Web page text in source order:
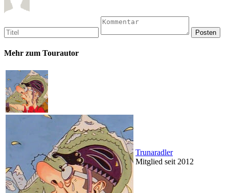
Mehr zum Tourautor
Trunaradler
Mitglied seit 2012